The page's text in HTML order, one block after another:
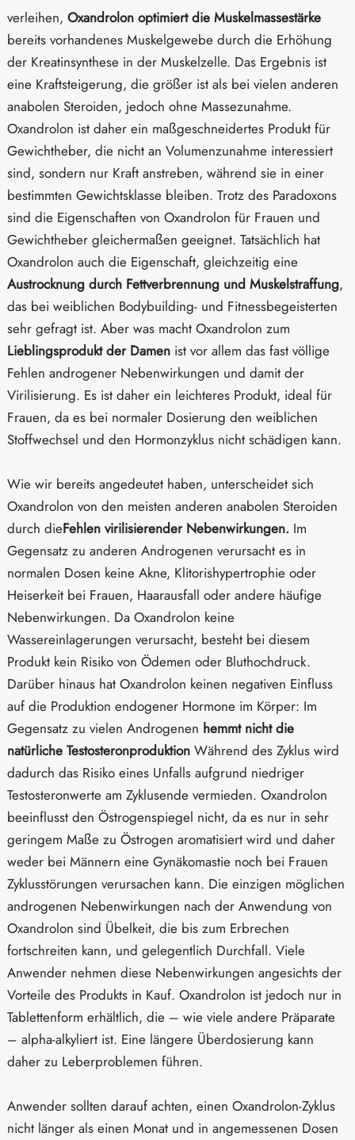
verleihen, Oxandrolon optimiert die Muskelmassestärke
bereits vorhandenes Muskelgewebe durch die Erhöhung
der Kreatinsynthese in der Muskelzelle. Das Ergebnis ist
eine Kraftsteigerung, die größer ist als bei vielen anderen
anabolen Steroiden, jedoch ohne Massezunahme.
Oxandrolon ist daher ein maßgeschneidertes Produkt für
Gewichtheber, die nicht an Volumenzunahme interessiert
sind, sondern nur Kraft anstreben, während sie in einer
bestimmten Gewichtsklasse bleiben. Trotz des Paradoxons
sind die Eigenschaften von Oxandrolon für Frauen und
Gewichtheber gleichermaßen geeignet. Tatsächlich hat
Oxandrolon auch die Eigenschaft, gleichzeitig eine
Austrocknung durch Fettverbrennung und Muskelstraffung,
das bei weiblichen Bodybuilding- und Fitnessbegeisterten
sehr gefragt ist. Aber was macht Oxandrolon zum
Lieblingsprodukt der Damen ist vor allem das fast völlige
Fehlen androgener Nebenwirkungen und damit der
Virilisierung. Es ist daher ein leichteres Produkt, ideal für
Frauen, da es bei normaler Dosierung den weiblichen
Stoffwechsel und den Hormonzyklus nicht schädigen kann.
Wie wir bereits angedeutet haben, unterscheidet sich
Oxandrolon von den meisten anderen anabolen Steroiden
durch dieFehlen virilisierender Nebenwirkungen. Im
Gegensatz zu anderen Androgenen verursacht es in
normalen Dosen keine Akne, Klitorishypertrophie oder
Heiserkeit bei Frauen, Haarausfall oder andere häufige
Nebenwirkungen. Da Oxandrolon keine
Wassereinlagerungen verursacht, besteht bei diesem
Produkt kein Risiko von Ödemen oder Bluthochdruck.
Darüber hinaus hat Oxandrolon keinen negativen Einfluss
auf die Produktion endogener Hormone im Körper: Im
Gegensatz zu vielen Androgenen hemmt nicht die
natürliche Testosteronproduktion Während des Zyklus wird
dadurch das Risiko eines Unfalls aufgrund niedriger
Testosteronwerte am Zyklusende vermieden. Oxandrolon
beeinflusst den Östrogenspiegel nicht, da es nur in sehr
geringem Maße zu Östrogen aromatisiert wird und daher
weder bei Männern eine Gynäkomastie noch bei Frauen
Zyklusstörungen verursachen kann. Die einzigen möglichen
androgenen Nebenwirkungen nach der Anwendung von
Oxandrolon sind Übelkeit, die bis zum Erbrechen
fortschreiten kann, und gelegentlich Durchfall. Viele
Anwender nehmen diese Nebenwirkungen angesichts der
Vorteile des Produkts in Kauf. Oxandrolon ist jedoch nur in
Tablettenform erhältlich, die – wie viele andere Präparate
– alpha-alkyliert ist. Eine längere Überdosierung kann
daher zu Leberproblemen führen.
Anwender sollten darauf achten, einen Oxandrolon-Zyklus
nicht länger als einen Monat und in angemessenen Dosen